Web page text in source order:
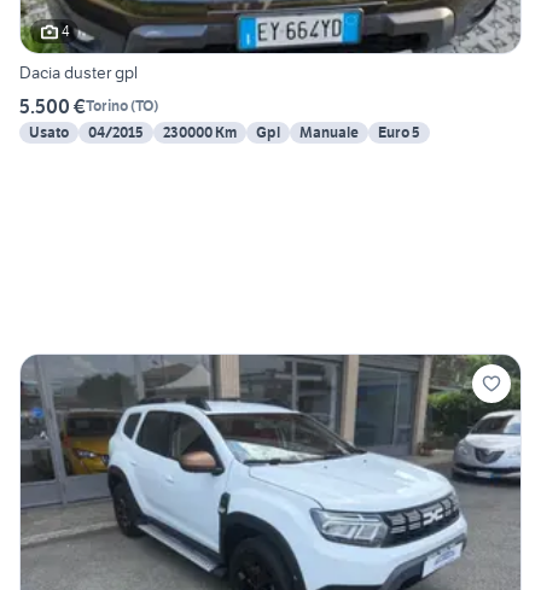
4
Dacia duster gpl
5.500 €Torino(TO)
Usato
04/2015 230000 Km Gpl Manuale Euro 5